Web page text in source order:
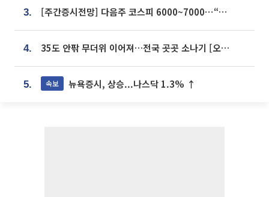
3. [주간증시전망] 다음주 코스피 6000~7000⋯“外人 수급은 정책이 변수”
4. 35도 안팎 무더위 이어져…전국 곳곳 소나기 [오늘 날씨]
5. 속보 뉴욕증시, 상승...나스닥 1.3% ↑